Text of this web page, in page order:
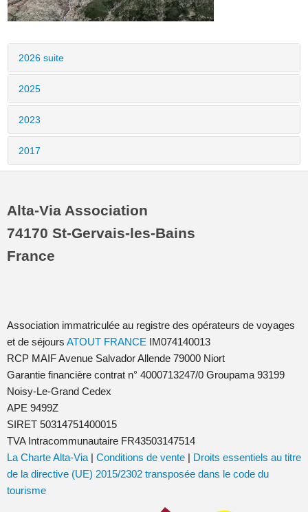
2026 suite
2025
2023
2017
Alta-Via Association
74170 St-Gervais-les-Bains
France
Association immatriculée au registre des opérateurs de voyages
et de séjours ATOUT FRANCE IM074140013
RCP MAIF Avenue Salvador Allende 79000 Niort
Garantie financière contrat n° 4000713247/0 Groupama 93199
Noisy-Le-Grand Cedex
APE 9499Z
SIRET 50314751400015
TVA Intracommunautaire FR43503147514
La Charte Alta-Via| Conditions de vente
Droits essentiels au titre
de la directive (UE) 2015/2302 transposée dans le code du
tourisme